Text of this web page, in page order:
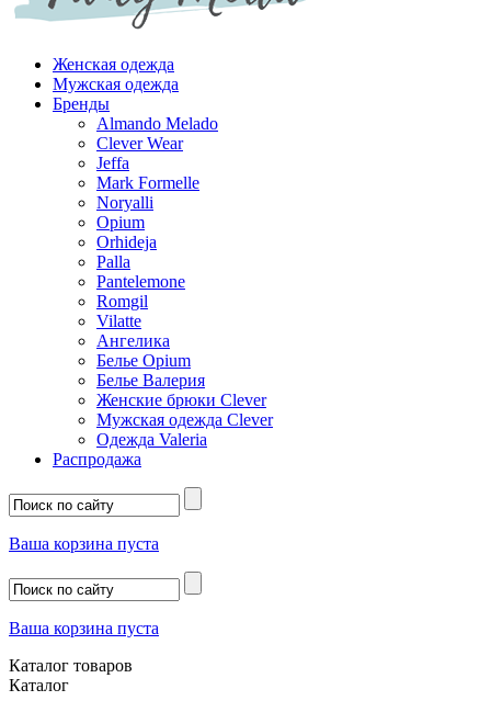
Женская одежда
Мужская одежда
Бренды
Almando Melado
Clever Wear
Jeffa
Mark Formelle
Noryalli
Opium
Orhideja
Palla
Pantelemone
Romgil
Vilatte
Ангелика
Белье Opium
Белье Валерия
Женские брюки Clever
Мужская одежда Clever
Одежда Valeria
Распродажа
Ваша корзина пуста
Ваша корзина пуста
Каталог товаров
Каталог